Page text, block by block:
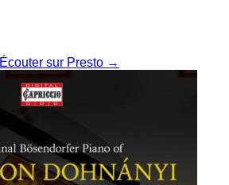
Écouter sur Presto →